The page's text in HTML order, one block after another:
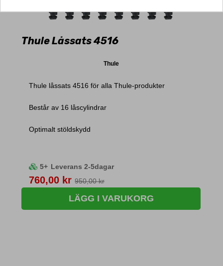
Thule Låssats 4516
Thule
Thule låssats 4516 för alla Thule-produkter
Består av 16 låscylindrar
Optimalt stöldskydd
5+ Leverans 2-5dagar
Pris
760,00 kr 950,00 kr
LÄGG I VARUKORG